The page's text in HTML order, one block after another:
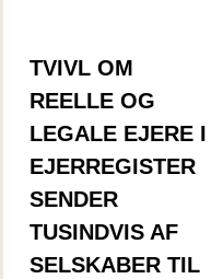
TVIVL OM
REELLE OG
LEGALE EJERE I
EJERREGISTER
SENDER
TUSINDVIS AF
SELSKABER TIL